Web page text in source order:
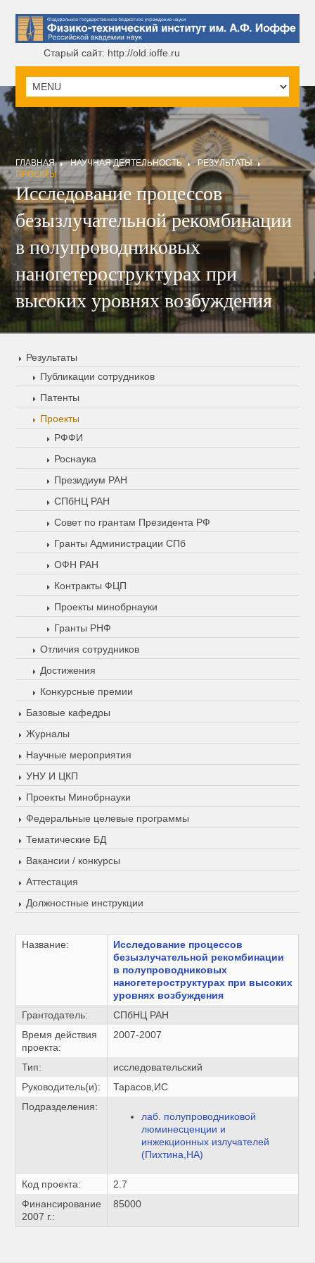
Старый сайт: http://old.ioffe.ru
ГЛАВНАЯ НАУЧНАЯ ДЕЯТЕЛЬНОСТЬ
РЕЗУЛЬТАТЫ
ПРОЕКТЫ
Исследование процессов
безызлучательной рекомбинации
в полупроводниковых
наногетероструктурах при
высоких уровнях возбуждения
Результаты
Публикации сотрудников
Патенты
Проекты
РФФИ
Роснаука
Президиум РАН
СПбНЦ РАН
Совет по грантам Президента РФ
Гранты Администрации СПб
ОФН РАН
Контракты ФЦП
Проекты минобрнауки
Гранты РНФ
Отличия сотрудников
Достижения
Конкурсные премии
Базовые кафедры
Журналы
Научные мероприятия
УНУ И ЦКП
Проекты Минобрнауки
Федеральные целевые программы
Тематические БД
Вакансии / конкурсы
Аттестация
Должностные инструкции
Название:
Исследование процессов
безызлучательной рекомбинации
в полупроводниковых
наногетероструктурах при высоких
уровнях возбуждения
Грантодатель:
СПбНЦ РАН
Время действия
проекта:
2007-2007
Тип:
исследовательский
Руководитель(и):
Тарасов,ИС
Подразделения:
лаб. полупроводниковой
люминесценции и
инжекционных излучателей
(Пихтина,НА)
Код проекта:
2.7
Финансирование
2007 г.:
85000